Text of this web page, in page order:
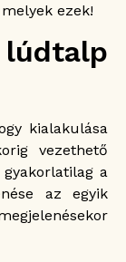
ezek!
kialakulása
vezethető
a
az egyik